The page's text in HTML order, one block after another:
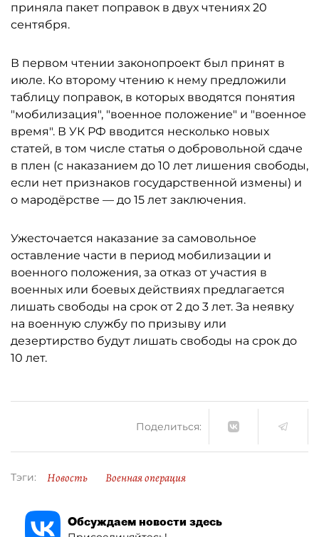
приняла пакет поправок в двух чтениях 20
сентября.
В первом чтении законопроект был принят в
июле. Ко второму чтению к нему предложили
таблицу поправок, в которых вводятся понятия
"мобилизация", "военное положение" и "военное
время". В УК РФ вводится несколько новых
статей, в том числе статья о добровольной сдаче
в плен (с наказанием до 10 лет лишения свободы,
если нет признаков государственной измены) и
о мародёрстве — до 15 лет заключения.
Ужесточается наказание за самовольное
оставление части в период мобилизации и
военного положения, за отказ от участия в
военных или боевых действиях предлагается
лишать свободы на срок от 2 до 3 лет. За неявку
на военную службу по призыву или
дезертирство будут лишать свободы на срок до
10 лет.
Поделиться:
Тэги: Новость Военная операция
Обсуждаем новости здесь